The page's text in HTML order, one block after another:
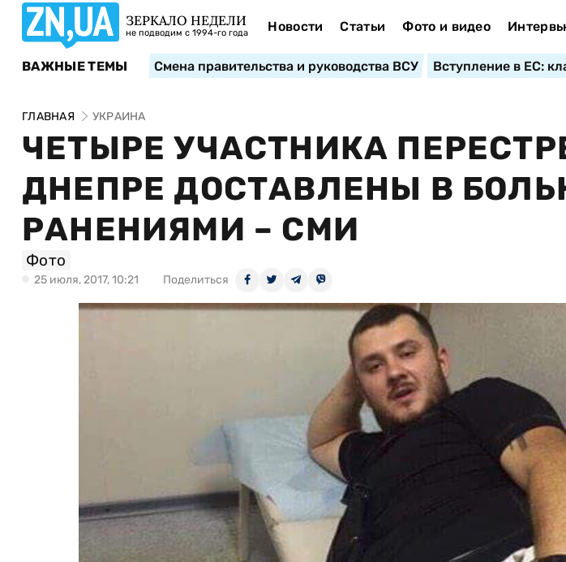
ЗЕРКАЛО НЕДЕЛИ
не подводим с 1994-го года Новости Статьи Фото и видео
ВАЖНЫЕ ТЕМЫ Смена правительства и руководства ВСУ Вступление в ЕС:
ГЛАВНАЯ УКРАИНА
ЧЕТЫРЕ УЧАСТНИКА
ДНЕПРЕ ДОСТАВЛЕНЫ В
РАНЕНИЯМИ – СМИ
Фото
25 июля, 2017, 10:21 Поделиться